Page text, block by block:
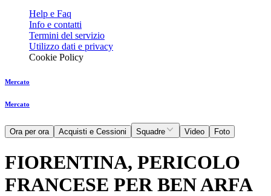
Help e Faq
Info e contatti
Termini del servizio
Utilizzo dati e privacy
Cookie Policy
Mercato
Mercato
Ora per ora Acquisti e Cessioni Squadre Video Foto
FIORENTINA, PERICOLO
FRANCESE PER BEN ARFA